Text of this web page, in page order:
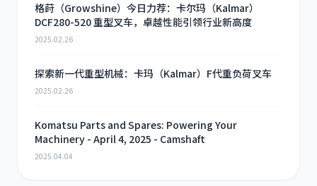
格莳（Growshine）今日力荐：卡尔玛（Kalmar）
DCF280-520 重型叉车，卓越性能引领行业新高度
2025.02.26
探索新一代重型机械：卡玛（Kalmar）F代重负荷叉车
2025.02.26
Komatsu Parts and Spares: Powering Your
Machinery - April 4, 2025 - Camshaft
2025.04.04